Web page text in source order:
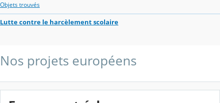
Objets trouvés
Lutte contre le harcèlement scolaire
Nos projets européens